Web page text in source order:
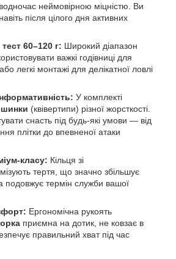
неймовірною міцністю. Ви
після цілого дня активних
60–120 г: Широкий діапазон
важкі годівниці для
легкі монтажі для делікатної ловлі
У комплекті
(квівертипи) різної жорсткості.
снасть під будь-які умови — від
плітки до впевненої атаки
класу: Кільця зі
тертя, що значно збільшує
подовжує термін служби вашої
Ергономічна рукоять
приємна на дотик, не ковзає в
правильний хват під час